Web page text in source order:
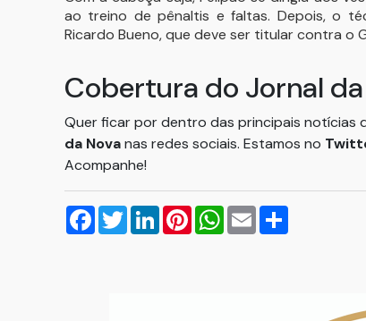
ao treino de pênaltis e faltas. Depois, o
Ricardo Bueno, que deve ser titular contra o
Cobertura do Jornal
Quer ficar por dentro das principais notícias
da Novanas redes sociais. Estamos no
Acompanhe!
Facebook
TwitterLinkedInPinterestWhatsApp
Email